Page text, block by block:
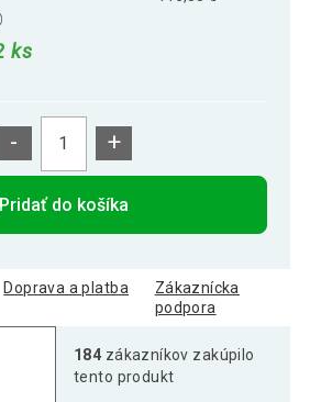
ks
- +
Pridať do košíka
Doprava a platba
Zákaznícka
podpora
184 zákazníkov zakúpilo
tento produkt